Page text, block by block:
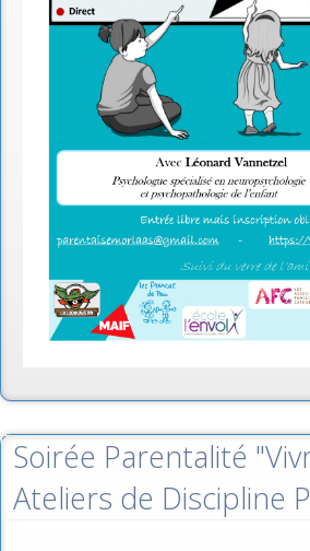
Soirée Parentalité
Ateliers de Discipline